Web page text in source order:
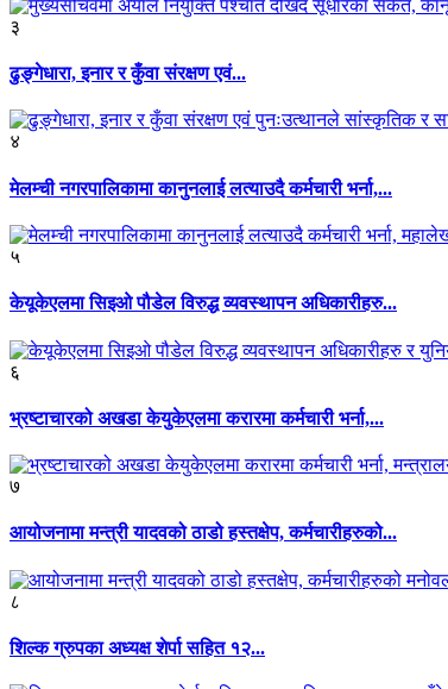
३
ढुङ्गेधारा, इनार र कुँवा संरक्षण एवं...
४
मेलम्ची नगरपालिकामा कानुनलाई लत्याउदै कर्मचारी भर्ना,...
५
केयूकेएलमा सिइओ पौडेल विरुद्ध व्यवस्थापन अधिकारीहरु...
६
भ्रष्टाचारको अखडा केयुकेएलमा करारमा कर्मचारी भर्ना,...
७
आयोजनामा मन्त्री यादवको ठाडो हस्तक्षेप, कर्मचारीहरुको...
८
शिल्क ग्रुपका अध्यक्ष शेर्पा सहित १२...